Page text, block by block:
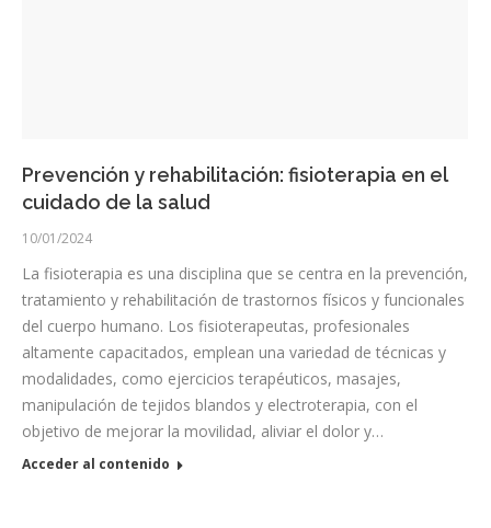
Prevención y rehabilitación: fisioterapia en el
cuidado de la salud
10/01/2024
La fisioterapia es una disciplina que se centra en la prevención,
tratamiento y rehabilitación de trastornos físicos y funcionales
del cuerpo humano. Los fisioterapeutas, profesionales
altamente capacitados, emplean una variedad de técnicas y
modalidades, como ejercicios terapéuticos, masajes,
manipulación de tejidos blandos y electroterapia, con el
objetivo de mejorar la movilidad, aliviar el dolor y…
Acceder al contenido